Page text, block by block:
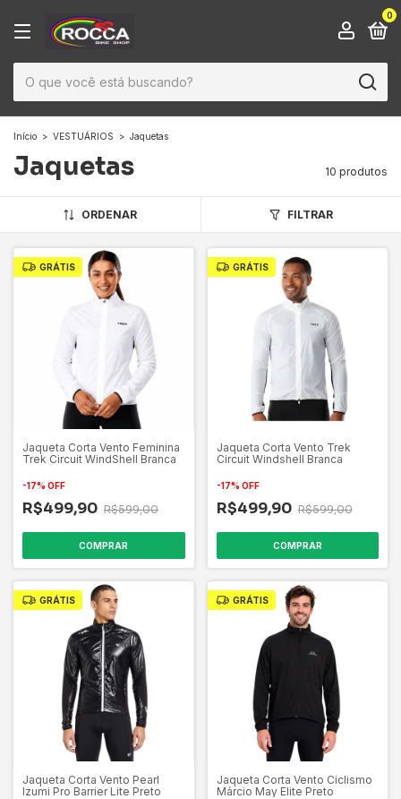
0
Início > VESTUÁRIOS > Jaquetas
Jaquetas 10 produtos
ORDENAR FILTRAR
GRÁTIS
Jaqueta Corta Vento Feminina
Trek Circuit WindShell Branca
-17% OFF
R$499,90 R$599,00
COMPRAR
GRÁTIS
Jaqueta Corta Vento Trek
Circuit Windshell Branca
-17% OFF
R$499,90 R$599,00
COMPRAR
GRÁTIS
Jaqueta Corta Vento Pearl
Izumi Pro Barrier Lite Preto
GRÁTIS
Jaqueta Corta Vento Ciclismo
Márcio May Elite Preto